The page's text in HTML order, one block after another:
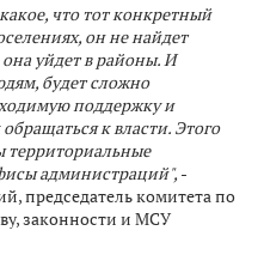
что тот конкретный
он не найдет
она уйдет в районы. И
будет сложно
поддержку и
к власти. Этого
территориальные
администраций", -
председатель комитета по
законности и МСУ